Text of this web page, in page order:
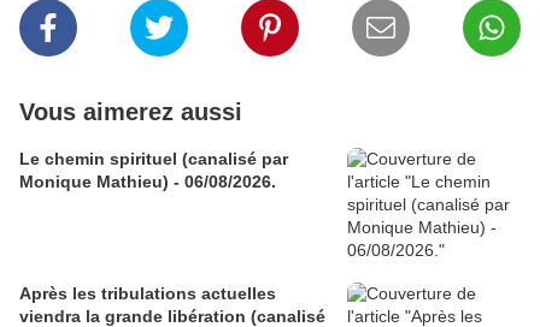
Vous aimerez aussi
Le chemin spirituel (canalisé par
Monique Mathieu) - 06/08/2026.
Après les tribulations actuelles
viendra la grande libération (canalisé